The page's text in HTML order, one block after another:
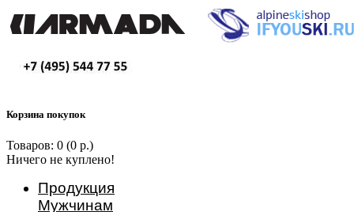
Корзина покупок
Товаров: 0 (0 р.)
Ничего не куплено!
Продукция
Мужчинам